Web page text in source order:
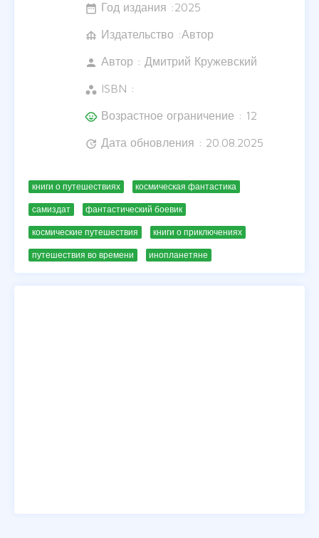
date_range Год издания :2025
foundation Издательство :Автор
person Автор : Дмитрий Кружевский
workspaces ISBN :
child_care Возрастное ограничение : 12
update Дата обновления : 20.08.2025
книги о путешествиях космическая фантастика
самиздат фантастический боевик
космические путешествия книги о приключениях
путешествия во времени инопланетяне